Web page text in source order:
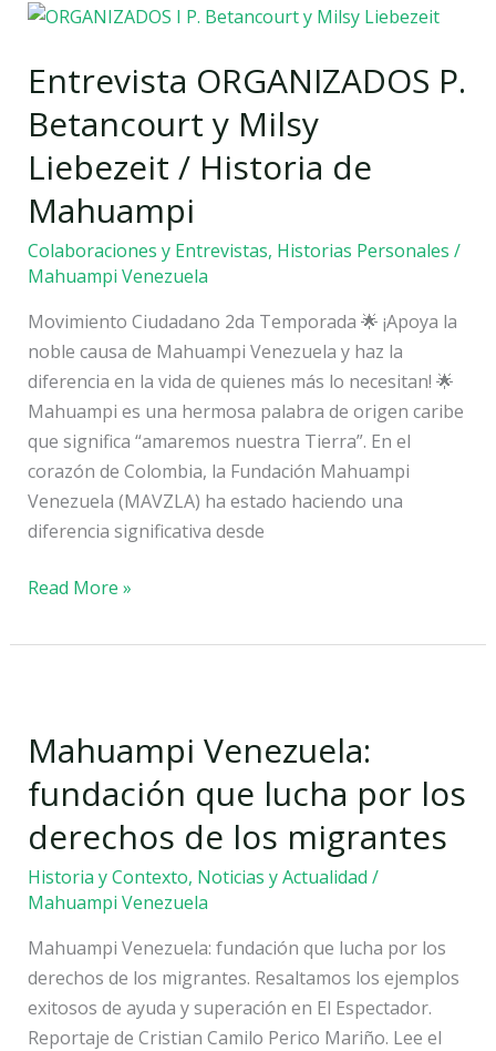
Entrevista ORGANIZADOS P.
Betancourt y Milsy
Liebezeit / Historia de
Mahuampi
Colaboraciones y Entrevistas, Historias Personales /
Mahuampi Venezuela
Movimiento Ciudadano 2da Temporada 🌟 ¡Apoya la
noble causa de Mahuampi Venezuela y haz la
diferencia en la vida de quienes más lo necesitan! 🌟
Mahuampi es una hermosa palabra de origen caribe
que significa “amaremos nuestra Tierra”. En el
corazón de Colombia, la Fundación Mahuampi
Venezuela (MAVZLA) ha estado haciendo una
diferencia significativa desde
Entrevista
P.
y
Milsy
Liebezeit
/
Historia
de
Mahuampi
Read More »
Mahuampi Venezuela:
fundación que lucha por los
derechos de los migrantes
Historia y Contexto, Noticias y Actualidad /
Mahuampi Venezuela
Mahuampi Venezuela: fundación que lucha por los
derechos de los migrantes. Resaltamos los ejemplos
exitosos de ayuda y superación en El Espectador.
Reportaje de Cristian Camilo Perico Mariño. Lee el
fundación
lucha
por
los
derechos
los
migrantes